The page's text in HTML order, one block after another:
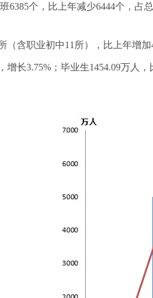
6385个，比上年减少6444个，占
含职业初中11所），比上年增加
增长3.75%；毕业生1454.09万人